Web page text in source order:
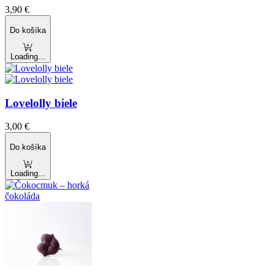
3,90 €
Do košíka
Loading...
Lovelolly biele
3,00 €
Do košíka
Loading...